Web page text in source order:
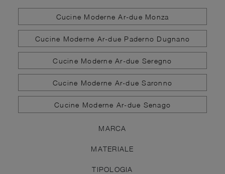
Cucine Moderne Ar-due Monza
Cucine Moderne Ar-due Paderno Dugnano
Cucine Moderne Ar-due Seregno
Cucine Moderne Ar-due Saronno
Cucine Moderne Ar-due Senago
MARCA
MATERIALE
TIPOLOGIA